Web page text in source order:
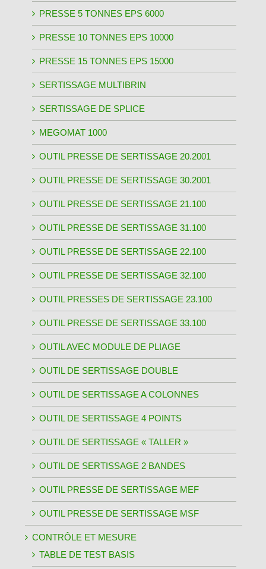
PRESSE 5 TONNES EPS 6000
PRESSE 10 TONNES EPS 10000
PRESSE 15 TONNES EPS 15000
SERTISSAGE MULTIBRIN
SERTISSAGE DE SPLICE
MEGOMAT 1000
OUTIL PRESSE DE SERTISSAGE 20.2001
OUTIL PRESSE DE SERTISSAGE 30.2001
OUTIL PRESSE DE SERTISSAGE 21.100
OUTIL PRESSE DE SERTISSAGE 31.100
OUTIL PRESSE DE SERTISSAGE 22.100
OUTIL PRESSE DE SERTISSAGE 32.100
OUTIL PRESSES DE SERTISSAGE 23.100
OUTIL PRESSE DE SERTISSAGE 33.100
OUTIL AVEC MODULE DE PLIAGE
OUTIL DE SERTISSAGE DOUBLE
OUTIL DE SERTISSAGE A COLONNES
OUTIL DE SERTISSAGE 4 POINTS
OUTIL DE SERTISSAGE « TALLER »
OUTIL DE SERTISSAGE 2 BANDES
OUTIL PRESSE DE SERTISSAGE MEF
OUTIL PRESSE DE SERTISSAGE MSF
CONTRÔLE ET MESURE
TABLE DE TEST BASIS